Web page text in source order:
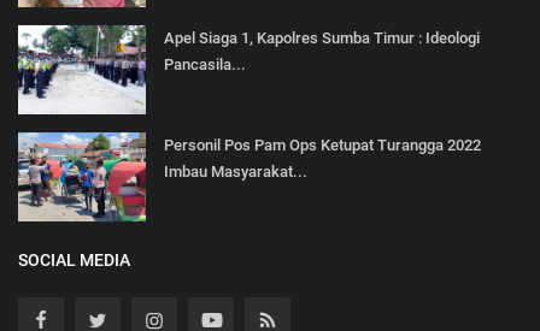
Apel Siaga 1, Kapolres Sumba Timur : Ideologi
Pancasila...
Personil Pos Pam Ops Ketupat Turangga 2022
Imbau Masyarakat...
SOCIAL MEDIA